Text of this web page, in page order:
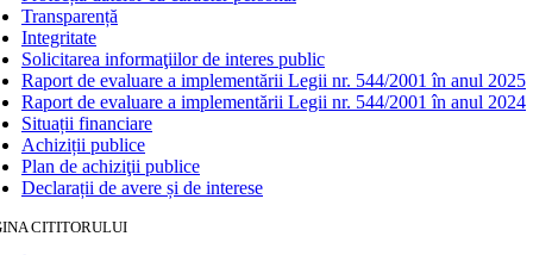
Transparență
Integritate
Solicitarea informaţiilor de interes public
Raport de evaluare a implementării Legii nr. 544/2001 în anul 2025
Raport de evaluare a implementării Legii nr. 544/2001 în anul 2024
Situații financiare
Achiziții publice
Plan de achiziţii publice
Declarații de avere și de interese
CITITORULUI